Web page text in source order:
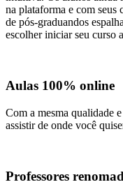
na plataforma e com seus
de pós-graduandos
escolher iniciar seu curso
Aulas 100% online
Com a mesma qualidade
assistir de onde você
Professores